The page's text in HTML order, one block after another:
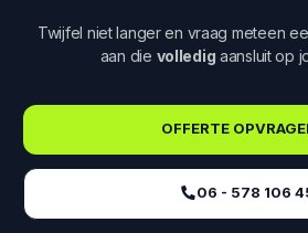
Twijfel niet langer en vraag meteen
aan die volledig aansluit op
OFFERTE
06 - 578 106